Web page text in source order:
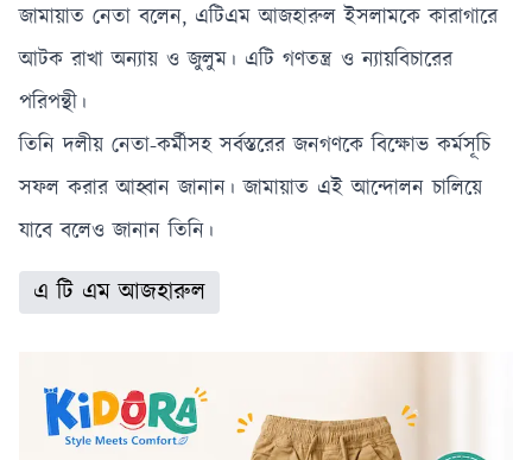
জামায়াত নেতা বলেন, এটিএম আজহারুল ইসলামকে কারাগারে
আটক রাখা অন্যায় ও জুলুম। এটি গণতন্ত্র ও ন্যায়বিচারের
পরিপন্থী।
তিনি দলীয় নেতা-কর্মীসহ সর্বস্তরের জনগণকে বিক্ষোভ কর্মসূচি
সফল করার আহ্বান জানান। জামায়াত এই আন্দোলন চালিয়ে
যাবে বলেও জানান তিনি।
এ টি এম আজহারুল